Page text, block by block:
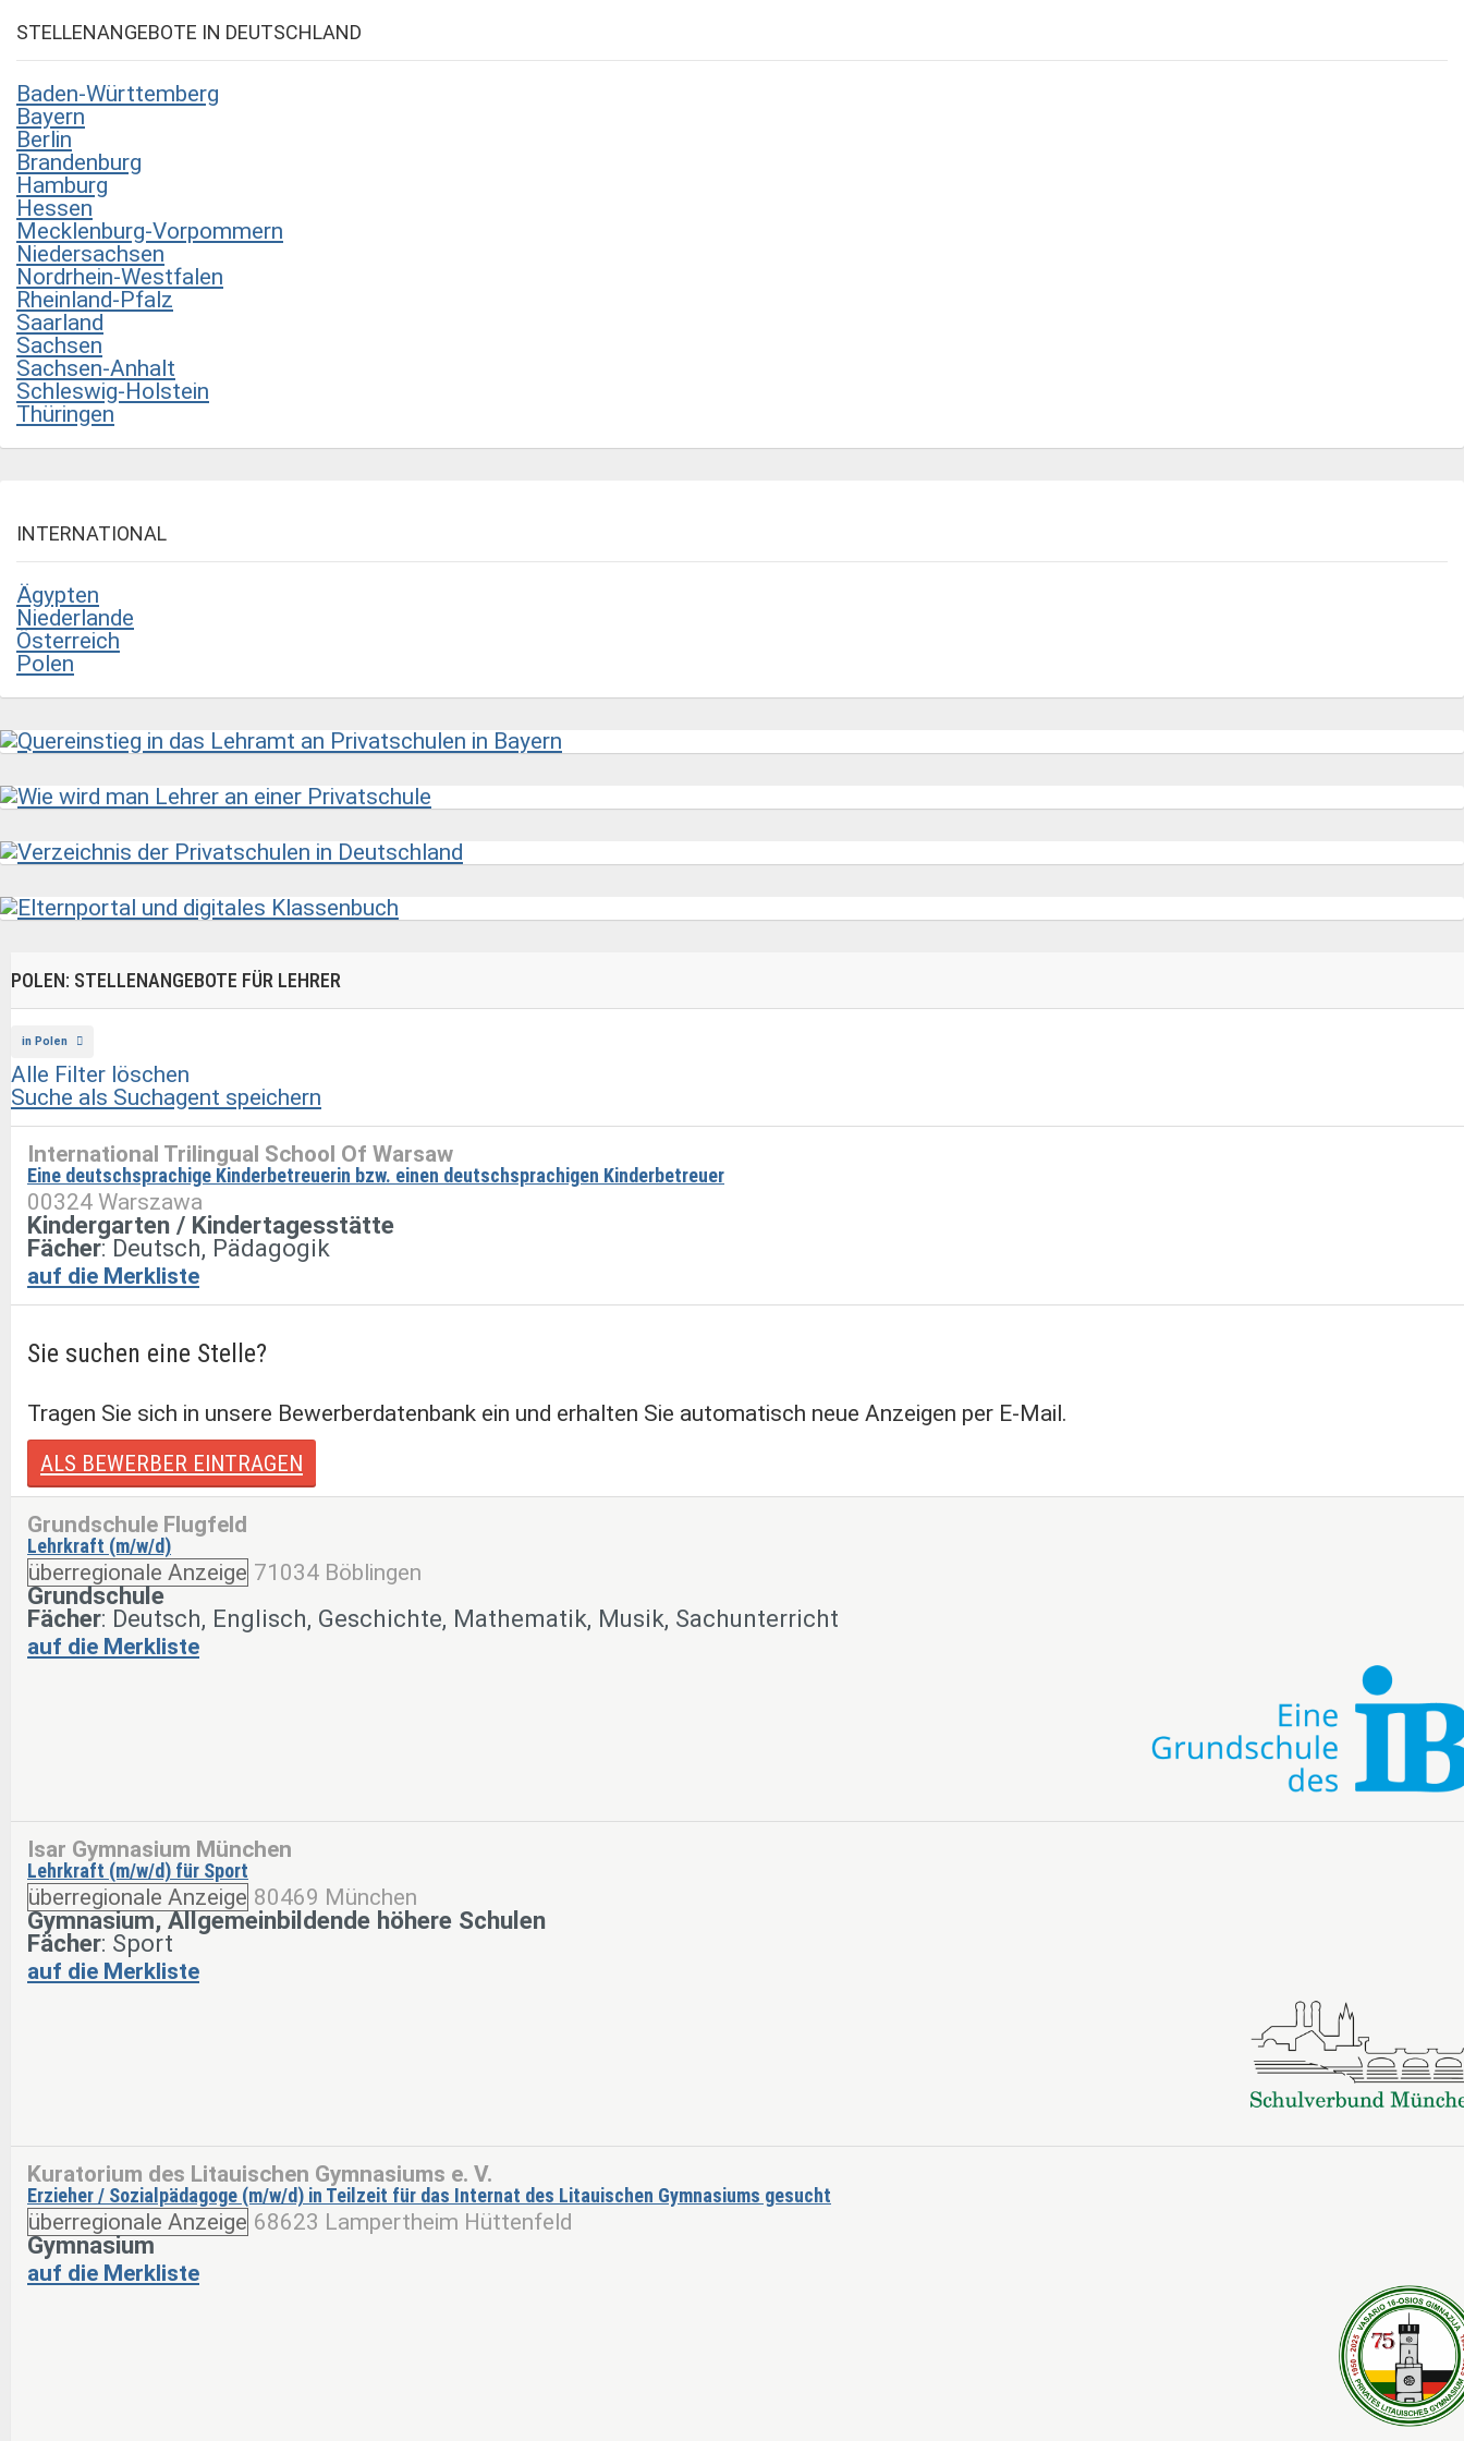
STELLENANGEBOTE IN DEUTSCHLAND
Baden-Württemberg
Bayern
Berlin
Brandenburg
Hamburg
Hessen
Mecklenburg-Vorpommern
Niedersachsen
Nordrhein-Westfalen
Rheinland-Pfalz
Saarland
Sachsen
Sachsen-Anhalt
Schleswig-Holstein
Thüringen
INTERNATIONAL
Ägypten
Niederlande
Österreich
Polen
POLEN: STELLENANGEBOTE FÜR LEHRER
in Polen
Alle Filter löschen
Suche als Suchagent speichern
International Trilingual School Of Warsaw
Eine deutschsprachige Kinderbetreuerin bzw. einen deutschsprachigen Kinderbetreuer
00324 Warszawa
Kindergarten / Kindertagesstätte
Fächer: Deutsch, Pädagogik
auf die Merkliste
Sie suchen eine Stelle?
Tragen Sie sich in unsere Bewerberdatenbank ein und erhalten Sie automatisch neue Anzeigen per E-Mail.
ALS BEWERBER EINTRAGEN
Grundschule Flugfeld
Lehrkraft (m/w/d)
überregionale Anzeige 71034 Böblingen
Grundschule
Fächer: Deutsch, Englisch, Geschichte, Mathematik, Musik, Sachunterricht
auf die Merkliste
Isar Gymnasium München
Lehrkraft (m/w/d) für Sport
überregionale Anzeige 80469 München
Gymnasium, Allgemeinbildende höhere Schulen
Fächer: Sport
auf die Merkliste
Kuratorium des Litauischen Gymnasiums e. V.
Erzieher / Sozialpädagoge (m/w/d) in Teilzeit für das Internat des Litauischen Gymnasiums gesucht
überregionale Anzeige 68623 Lampertheim Hüttenfeld
Gymnasium
auf die Merkliste